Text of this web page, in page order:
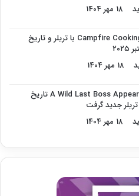
18 مهر 1404
انیمه Campfire Cooking 2 با تریلر و تاریخ
18 مهر 1404
انیمه A Wild Last Boss Appeared تاریخ
جدید گرفت
18 مهر 1404